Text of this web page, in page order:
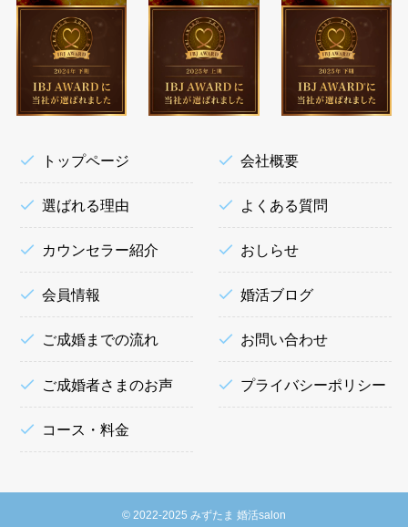
トップページ
選ばれる理由
カウンセラー紹介
会員情報
ご成婚までの流れ
ご成婚者さまのお声
コース・料金
会社概要
よくある質問
おしらせ
婚活ブログ
お問い合わせ
プライバシーポリシー
© 2022-2025 みずたま 婚活salon